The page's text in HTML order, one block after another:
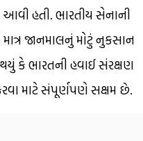
આવી હતી. ભારતીય સેનાની
જાનમાલનું મોટું નુકસાન
કે ભારતની હવાઈ સંરક્ષણ
માટે સંપૂર્ણપણે સક્ષમ છે.